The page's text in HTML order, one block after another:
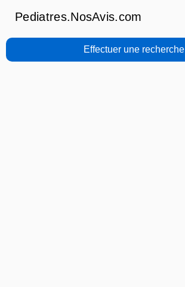
Pediatres.NosAvis.com
Effectuer une recherche